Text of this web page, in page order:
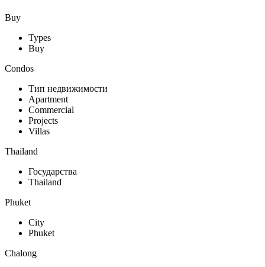
Buy
Types
Buy
Condos
Тип недвижимости
Apartment
Commercial
Projects
Villas
Thailand
Государства
Thailand
Phuket
City
Phuket
Chalong